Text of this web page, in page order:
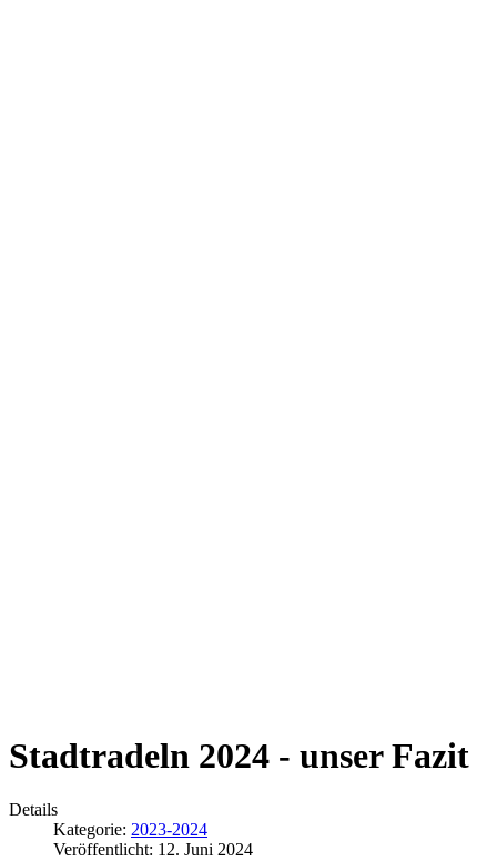
Stadtradeln 2024 - unser Fazit
Details
Kategorie: 2023-2024
Veröffentlicht: 12. Juni 2024